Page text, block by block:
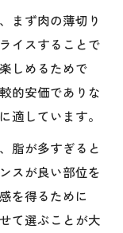
まず肉の薄切り
イスすることで
しめるためで
的安価でありな
適しています。
脂が多すぎると
スが良い部位を
を得るために
て選ぶことが大